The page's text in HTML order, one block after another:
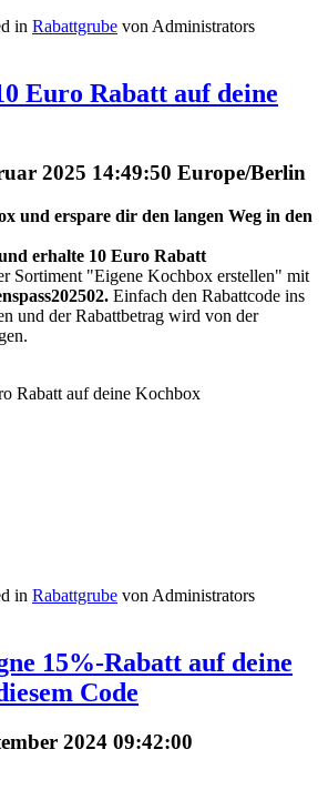
in Rabattgrube von Administrators
Euro Rabatt auf deine
2025 14:49:50 Europe/Berlin
und erspare dir den langen Weg in den
erhalte 10 Euro Rabatt
Sortiment "Eigene Kochbox erstellen" mit
Einfach den Rabattcode ins
und der Rabattbetrag wird von der
in Rabattgrube von Administrators
15%-Rabatt auf deine
Code
2024 09:42:00